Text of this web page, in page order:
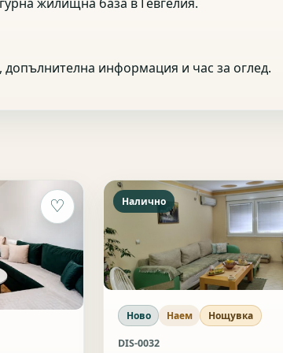
допълнителна информация и час за оглед.
♡ Налично
Ново Наем Нощувка
DIS-0032